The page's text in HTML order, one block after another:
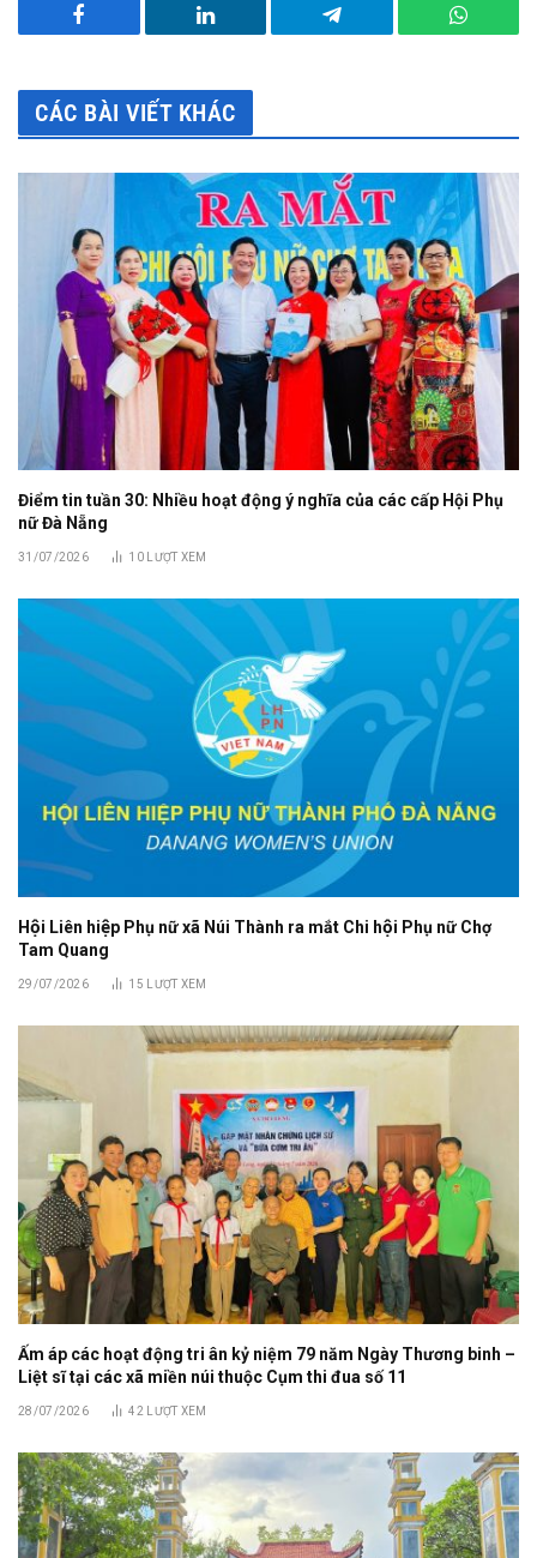
Facebook LinkedIn Telegram
CÁC BÀI VIẾT KHÁC
Điểm tin tuần 30: Nhiều hoạt động ý nghĩa của các cấp Hội Phụ
nữ Đà Nẵng
31/07/2026 10 LƯỢT XEM
Hội Liên hiệp Phụ nữ xã Núi Thành ra mắt Chi hội Phụ nữ Chợ
Tam Quang
29/07/2026 15 LƯỢT XEM
Ấm áp các hoạt động tri ân kỷ niệm 79 năm Ngày Thương binh –
Liệt sĩ tại các xã miền núi thuộc Cụm thi đua số 11
28/07/2026 42 LƯỢT XEM